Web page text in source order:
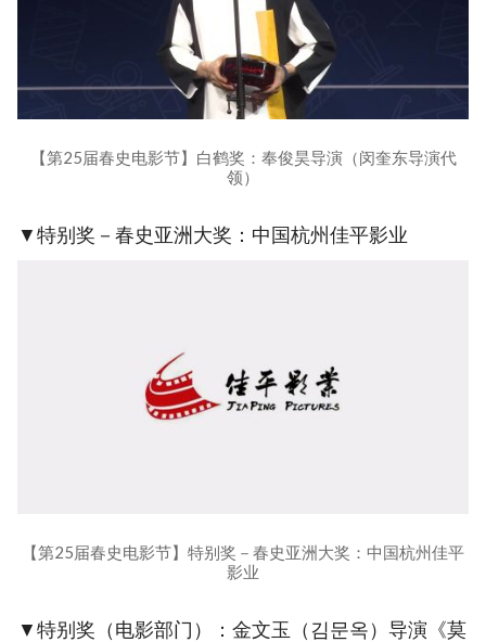
【第25届春史电影节】白鹤奖：奉俊昊导演（闵奎东导演代
领）
▼特别奖－春史亚洲大奖：中国杭州佳平影业
【第25届春史电影节】特别奖－春史亚洲大奖：中国杭州佳平
影业
▼特别奖（电影部门）：金文玉（김문옥）导演《莫